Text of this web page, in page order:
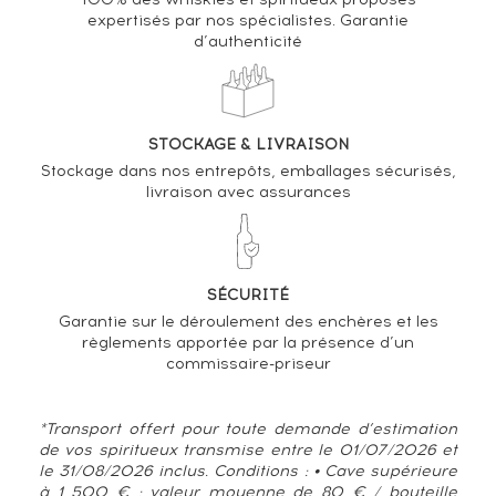
VARIATION DE LA COTE
expertisés par nos spécialistes. Garantie
d’authenticité
STOCKAGE & LIVRAISON
Stockage dans nos entrepôts, emballages sécurisés,
livraison avec assurances
SÉCURITÉ
Garantie sur le déroulement des enchères et les
règlements apportée par la présence d’un
commissaire-priseur
*Transport offert pour toute demande d’estimation
de vos spiritueux transmise entre le 01/07/2026 et
le 31/08/2026 inclus. Conditions : • Cave supérieure